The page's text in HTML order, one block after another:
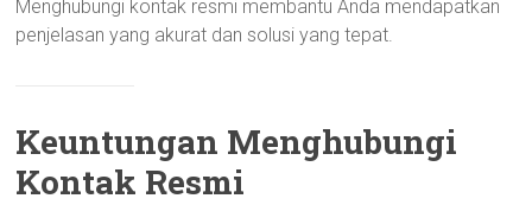
Menghubungi kontak resmi membantu Anda mendapatkan
penjelasan yang akurat dan solusi yang tepat.
Keuntungan Menghubungi
Kontak Resmi